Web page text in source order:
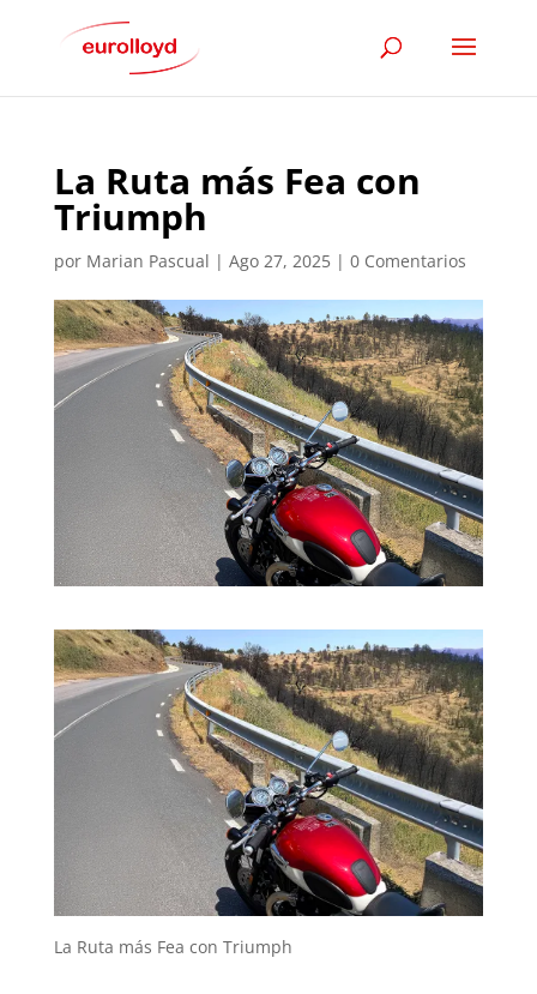
La Ruta más Fea con
Triumph
por Marian Pascual | Ago 27, 2025| 0 Comentarios
La Ruta más Fea con Triumph